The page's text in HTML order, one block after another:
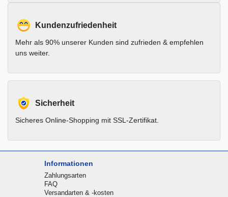
Kundenzufriedenheit
Mehr als 90% unserer Kunden sind zufrieden & empfehlen
uns weiter.
Sicherheit
Sicheres Online-Shopping mit SSL-Zertifikat.
Informationen
Zahlungsarten
FAQ
Versandarten & -kosten